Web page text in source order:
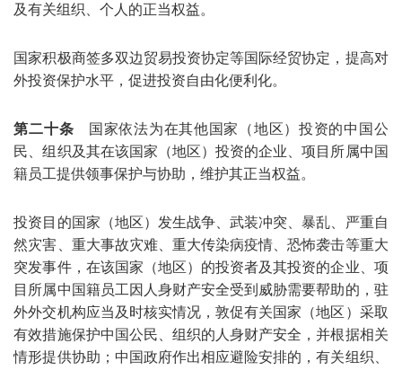
及有关组织、个人的正当权益。
国家积极商签多双边贸易投资协定等国际经贸协定，提高对
外投资保护水平，促进投资自由化便利化。
第二十条 国家依法为在其他国家（地区）投资的中国公
民、组织及其在该国家（地区）投资的企业、项目所属中国
籍员工提供领事保护与协助，维护其正当权益。
投资目的国家（地区）发生战争、武装冲突、暴乱、严重自
然灾害、重大事故灾难、重大传染病疫情、恐怖袭击等重大
突发事件，在该国家（地区）的投资者及其投资的企业、项
目所属中国籍员工因人身财产安全受到威胁需要帮助的，驻
外外交机构应当及时核实情况，敦促有关国家（地区）采取
有效措施保护中国公民、组织的人身财产安全，并根据相关
情形提供协助；中国政府作出相应避险安排的，有关组织、